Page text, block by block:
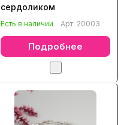
сердоликом
Есть в наличии Арт. 20003
Подробнее